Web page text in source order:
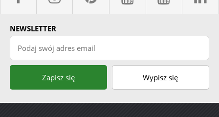
NEWSLETTER
Podaj swój adres email
Zapisz się Wypisz się